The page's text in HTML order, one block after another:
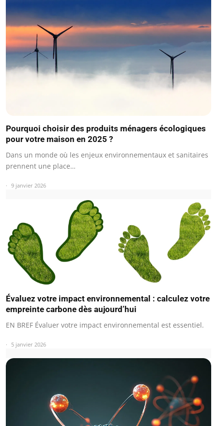
Pourquoi choisir des produits ménagers écologiques
pour votre maison en 2025 ?
Dans un monde où les enjeux environnementaux et sanitaires
prennent une place…
9 janvier 2026
Évaluez votre impact environnemental : calculez votre
empreinte carbone dès aujourd’hui
EN BREF Évaluer votre impact environnemental est essentiel.
5 janvier 2026